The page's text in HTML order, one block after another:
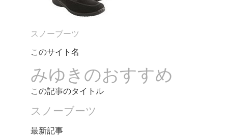
スノーブーツ
このサイト名
みゆきのおすすめ
この記事のタイトル
スノーブーツ
最新記事